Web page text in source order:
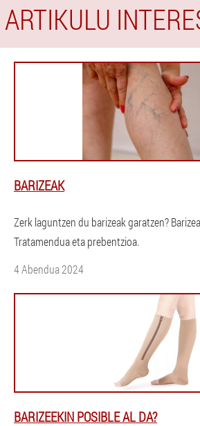
ARTIKULU
BARIZEAK
Zerk laguntzen du barizeak garatzen?
Tratamendua eta prebentzioa.
4 Abendua 2024
BARIZEEKIN POSIBLE AL DA?